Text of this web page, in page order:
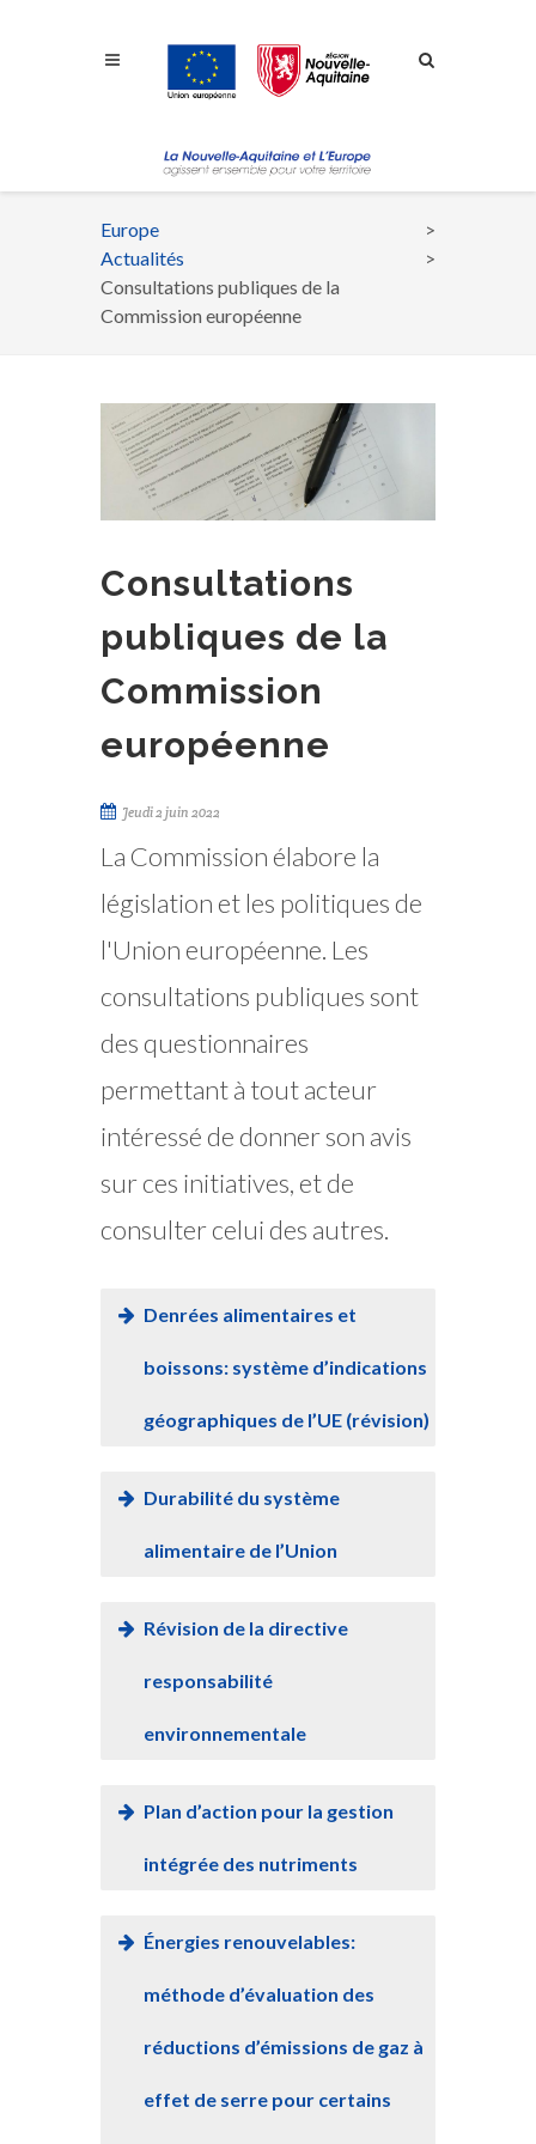
Fil
d'Ariane
Europe
Actualités
Consultations publiques de la
Commission européenne
Consultations
publiques de la
Commission
européenne
Jeudi 2 juin 2022
La Commission élabore la
législation et les politiques de
l'Union européenne. Les
consultations publiques sont
des questionnaires
permettant à tout acteur
intéressé de donner son avis
sur ces initiatives, et de
consulter celui des autres.
Denrées alimentaires et
boissons: système d’indications
géographiques de l’UE (révision)
Durabilité du système
alimentaire de l’Union
Révision de la directive
responsabilité
environnementale
Plan d’action pour la gestion
intégrée des nutriments
Énergies renouvelables:
méthode d’évaluation des
réductions d’émissions de gaz à
effet de serre pour certains